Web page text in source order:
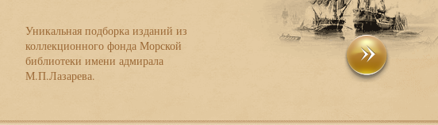
Уникальная подборка изданий из
коллекционного фонда Морской
библиотеки имени адмирала
М.П.Лазарева.